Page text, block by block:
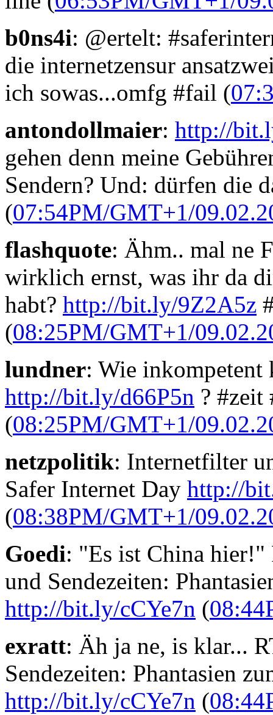
b0ns4i: @ertelt:
die internetzensur
ich sowas...omfg #fail (
antondollmaier: http://
gehen denn meine
Sendern? Und: dürfen die
(07:54PM/GMT+1/
flashquote: Ähm.. mal ne
wirklich ernst, was ihr da
habt? http://bit.ly/9Z2A5z
(08:25PM/GMT+1/
lundner: Wie inkompetent
http://bit.ly/d66P5n ? #zeit
(08:25PM/GMT+1/
netzpolitik: Internetfilter
Safer Internet Day http://
(08:38PM/GMT+1/
Goedi: "Es ist China
und Sendezeiten:
http://bit.ly/cCYe7n (
exratt: Äh ja ne, is klar...
Sendezeiten: Phantasien
http://bit.ly/cCYe7n (